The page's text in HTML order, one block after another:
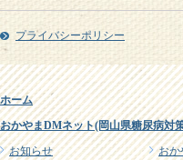
プライバシーポリシー
ホーム
おかやまDMネット(岡山県糖尿病対
お知らせ
おか